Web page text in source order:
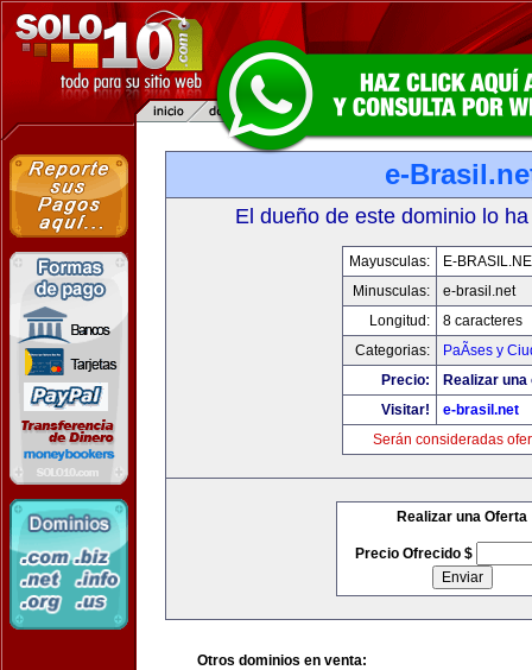
e-
El dueño de este dominio lo
Mayusculas:
E-
Minusculas:
e-brasil.net
Longitud:
8 caracteres
Categorias:
PaÃ­ses y
Precio:
Realizar
Visitar!
e-brasil.net
Serán consideradas
Realizar una Oferta
Precio Ofrecido $
Otros dominios en venta: